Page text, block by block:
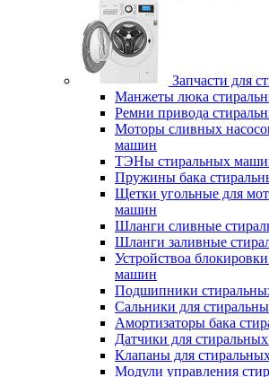
Запчасти для
Манжеты люка
Ремни привода
Моторы сливных
машин
ТЭНы стиральных
Пружины бака
Щетки угольные для
машин
Шланги сливные
Шланги заливные
Устройствоа
машин
Подшипники
Сальники для
Амортизаторы бака
Датчики для
Клапаны для
Модули управления